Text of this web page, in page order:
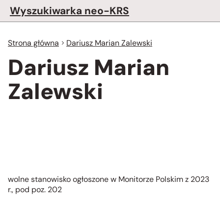
Wyszukiwarka neo-KRS
Strona główna Dariusz Marian Zalewski
Dariusz Marian
Zalewski
wolne stanowisko ogłoszone w Monitorze Polskim z 2023
r., pod poz. 202